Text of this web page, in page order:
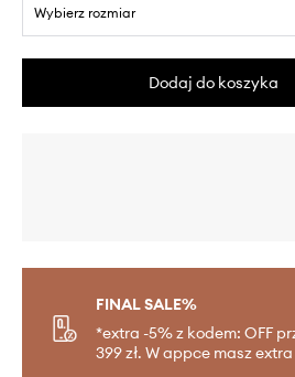
Wybierz rozmiar
Dodaj do koszyka
FINAL SALE%
*extra -5% z kodem: OFF
399 zł. W appce masz